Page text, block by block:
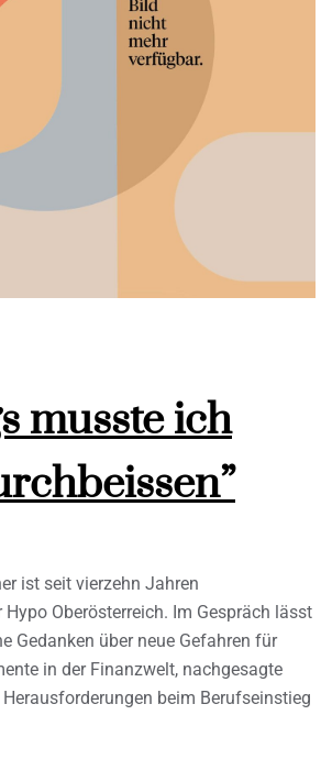
musste ich
ist seit vierzehn Jahren
Hypo Oberösterreich. Im Gespräch lässt
Gedanken über neue Gefahren für
in der Finanzwelt, nachgesagte
beim Berufseinstieg